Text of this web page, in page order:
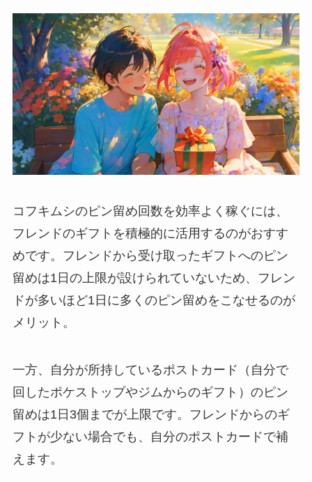
コフキムシのピン留め回数を効率よく稼ぐには、
フレンドのギフトを積極的に活用するのがおすす
めです。フレンドから受け取ったギフトへのピン
留めは1日の上限が設けられていないため、フレン
ドが多いほど1日に多くのピン留めをこなせるのが
メリット。
一方、自分が所持しているポストカード（自分で
回したポケストップやジムからのギフト）のピン
留めは1日3個までが上限です。フレンドからのギ
フトが少ない場合でも、自分のポストカードで補
えます。